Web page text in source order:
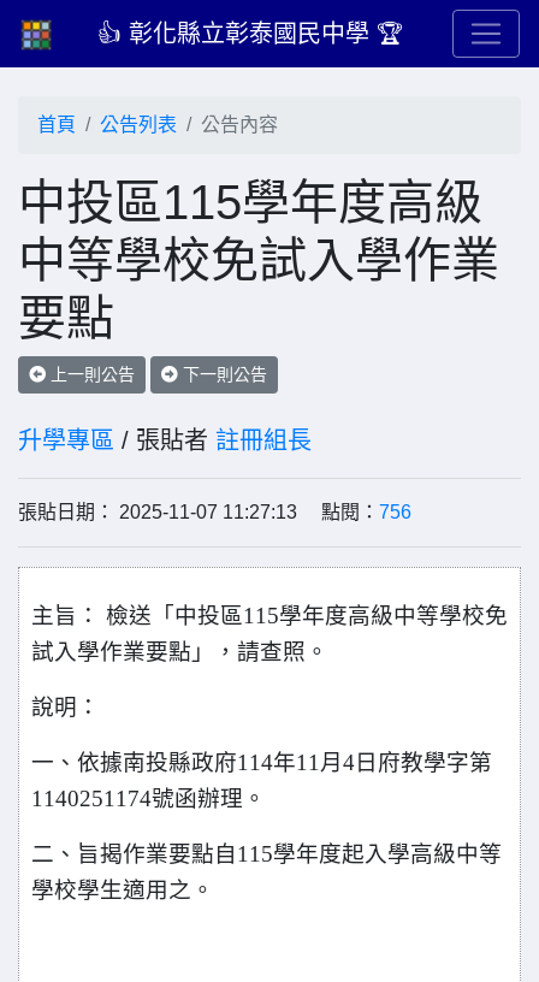
👍 彰化縣立彰泰國民中學 🏆
首頁 公告列表 公告內容
中投區115學年度高級
中等學校免試入學作業
要點
上一則公告 下一則公告
升學專區 / 張貼者 註冊組長
張貼日期： 2025-11-07 11:27:13 點閱： 756
主旨： 檢送「中投區115學年度高級中等學校免
試入學作業要點」，請查照。
說明：
一、依據南投縣政府114年11月4日府教學字第
1140251174號函辦理。
二、旨揭作業要點自115學年度起入學高級中等
學校學生適用之。